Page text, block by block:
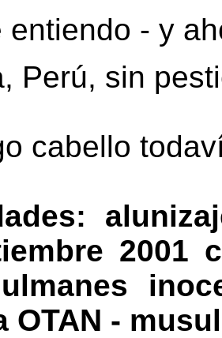
entiendo - y
Perú, sin
cabello
2001
OTAN -